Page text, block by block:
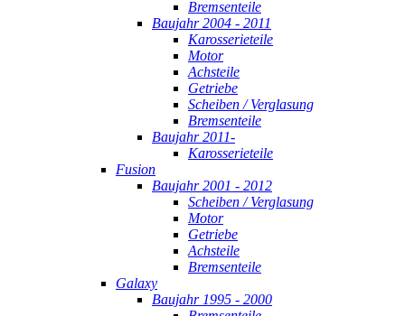
Bremsenteile
Baujahr 2004 - 2011
Karosserieteile
Motor
Achsteile
Getriebe
Scheiben / Verglasung
Bremsenteile
Baujahr 2011-
Karosserieteile
Fusion
Baujahr 2001 - 2012
Scheiben / Verglasung
Motor
Getriebe
Achsteile
Bremsenteile
Galaxy
Baujahr 1995 - 2000